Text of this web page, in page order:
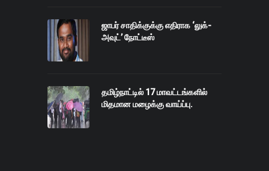
ஜாபர் சாதிக்குக்கு எதிராக ‘லுக்-
அவுட்’ நோட்டீஸ்
தமிழ்நாட்டில் 17 மாவட்டங்களில்
மிதமான மழைக்கு வாய்ப்பு.